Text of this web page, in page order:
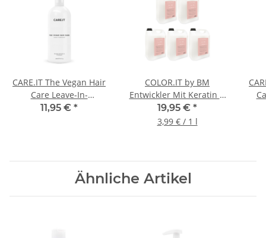
CARE.IT The Vegan Hair
Care Leave-In-
Conditioner 400ml
11,95 € *
COLOR.IT by BM
Entwickler Mit Keratin &
Arganöl, 5000ml
19,95 € *
3,99 € / 1 l
Ähnliche Artikel